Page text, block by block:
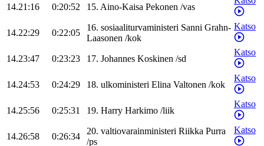
14.21:16 0:20:52 15. Aino-Kaisa Pekonen /vas
14.22:29 0:22:05
16. sosiaaliturvaministeri Sanni Grahn-
Laasonen /kok
Katso
14.23:47 0:23:23 17. Johannes Koskinen /sd
Katso
14.24:53 0:24:29 18. ulkoministeri Elina Valtonen /kok
Katso
14.25:56 0:25:31 19. Harry Harkimo /liik
Katso
14.26:58 0:26:34
20. valtiovarainministeri Riikka Purra
/ps
Katso